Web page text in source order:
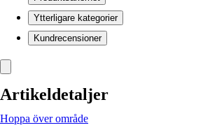
Ytterligare kategorier
Kundrecensioner
Artikeldetaljer
Hoppa över område